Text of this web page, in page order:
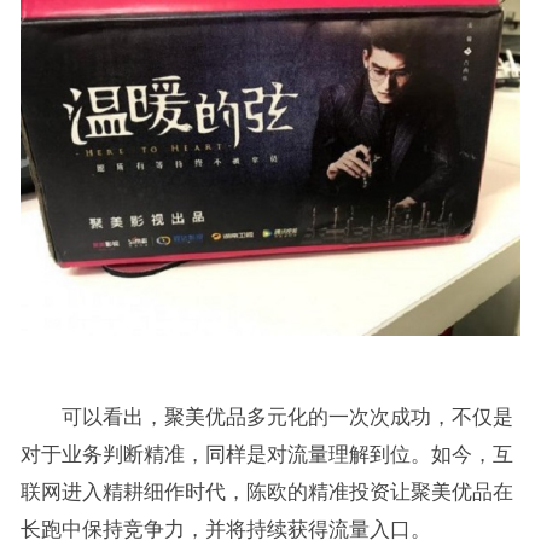
可以看出，聚美优品多元化的一次次成功，不仅是
对于业务判断精准，同样是对流量理解到位。如今，互
联网进入精耕细作时代，陈欧的精准投资让聚美优品在
长跑中保持竞争力，并将持续获得流量入口。